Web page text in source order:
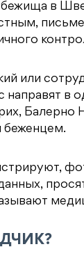
в
или
направят в
Балерно
беженцем.